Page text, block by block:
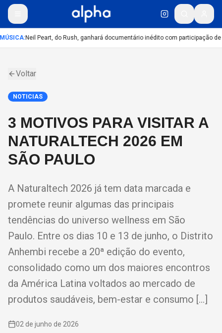
:Neil Peart, do Rush, ganhará documentário inédito com participação de
Voltar
NOTICIAS
3 MOTIVOS PARA VISITAR A
NATURALTECH 2026 EM
SÃO PAULO
A Naturaltech 2026 já tem data marcada e
promete reunir algumas das principais
tendências do universo wellness em São
Paulo. Entre os dias 10 e 13 de junho, o Distrito
Anhembi recebe a 20ª edição do evento,
consolidado como um dos maiores encontros
da América Latina voltados ao mercado de
produtos saudáveis, bem-estar e consumo […]
02 de junho de 2026